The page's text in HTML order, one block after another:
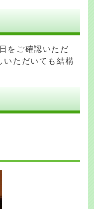
をご確認いただ
いただいても結構